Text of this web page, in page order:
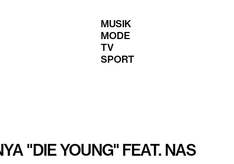
MUSIK
MODE
TV
SPORT
"DIE YOUNG" FEAT. NAS